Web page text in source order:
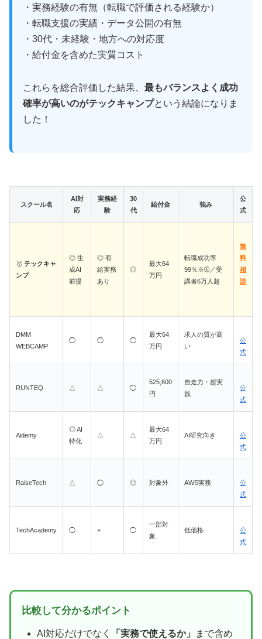
・実務経験の有無（転職で評価される経験か）
・転職支援の実績・データ公開の有無
・30代・未経験・地方への対応度
・給付金を含めた実質コスト
これらを総合評価した結果、 最もバランスよく成功
確率が高いのがテックキャンプという結論になりま
した！
スクール名
AI対
応
実務経
験
30
代
給付金 強み
公
式
🥇 テックキャ
ンプ
◎ 生
成AI
前提
◎ 有
給実務
あり
◎
最大64
万円
転職成功率
99％※➀／受
講者6万人超
無
料
相
談
DMM
WEBCAMP
◯ ◯ ◯
最大64
万円
求人の質が高
い
公
式
RUNTEQ △ △ ◯
525,600
円
自走力・超実
践
公
式
Aidemy
◎ AI
特化
△ △
最大64
万円
AI研究向き
公
式
RaiseTech △ ◯ ◎ 対象外 AWS実務
公
式
TechAcademy ◯ × ◯
一部対
象
低価格
公
式
比較して分かるポイント
AI対応だけでなく 「実務で使えるか」 まで含め